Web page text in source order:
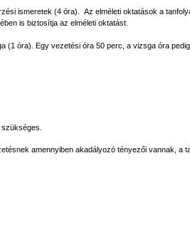
ismeretek (4 óra). Az elméleti oktatások a
is biztosítja az elméleti oktatást.
óra). Egy vezetési óra 50 perc, a vizsga óra pedig
amennyiben akadályozó tényezői vannak, a